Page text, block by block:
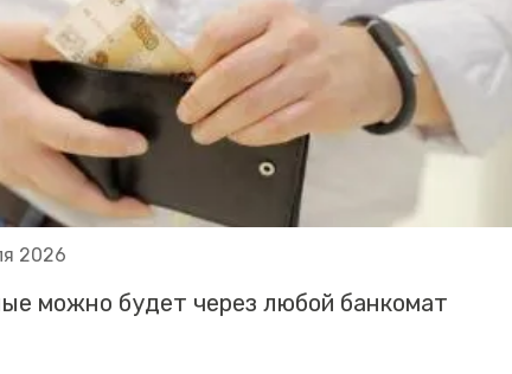
2026
можно будет через любой банкомат